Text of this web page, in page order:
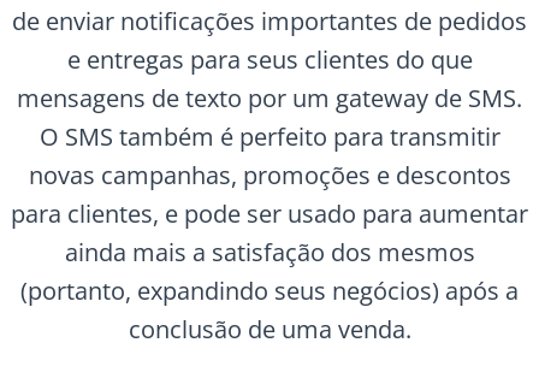
de enviar notificações importantes de pedidos
e entregas para seus clientes do que
mensagens de texto por um gateway de SMS.
O SMS também é perfeito para transmitir
novas campanhas, promoções e descontos
para clientes, e pode ser usado para aumentar
ainda mais a satisfação dos mesmos
(portanto, expandindo seus negócios) após a
conclusão de uma venda.